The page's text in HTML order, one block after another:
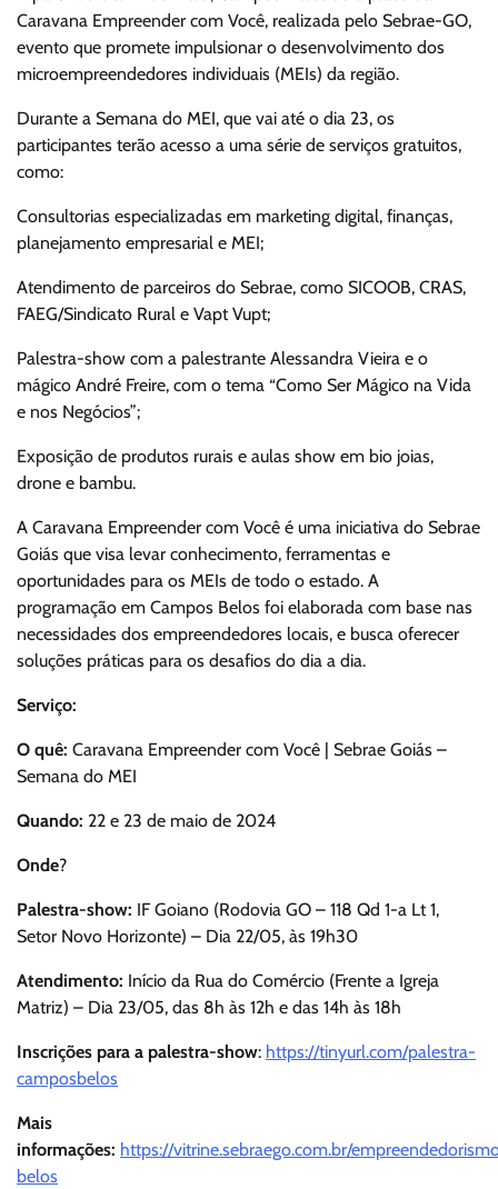
Caravana Empreender com Você, realizada pelo Sebrae-GO,
evento que promete impulsionar o desenvolvimento dos
microempreendedores individuais (MEIs) da região.
Durante a Semana do MEI, que vai até o dia 23, os
participantes terão acesso a uma série de serviços gratuitos,
como:
Consultorias especializadas em marketing digital, finanças,
planejamento empresarial e MEI;
Atendimento de parceiros do Sebrae, como SICOOB, CRAS,
FAEG/Sindicato Rural e Vapt Vupt;
Palestra-show com a palestrante Alessandra Vieira e o
mágico André Freire, com o tema “Como Ser Mágico na Vida
e nos Negócios”;
Exposição de produtos rurais e aulas show em bio joias,
drone e bambu.
A Caravana Empreender com Você é uma iniciativa do Sebrae
Goiás que visa levar conhecimento, ferramentas e
oportunidades para os MEIs de todo o estado. A
programação em Campos Belos foi elaborada com base nas
necessidades dos empreendedores locais, e busca oferecer
soluções práticas para os desafios do dia a dia.
Serviço:
O quê: Caravana Empreender com Você | Sebrae Goiás –
Semana do MEI
Quando: 22 e 23 de maio de 2024
Onde?
Palestra-show: IF Goiano (Rodovia GO – 118 Qd 1-a Lt 1,
Setor Novo Horizonte) – Dia 22/05, às 19h30
Atendimento: Início da Rua do Comércio (Frente a Igreja
Matriz) – Dia 23/05, das 8h às 12h e das 14h às 18h
Inscrições para a palestra-show: https://tinyurl.com/palestra-
camposbelos
Mais
informações: https://vitrine.sebraego.com.br/
belos